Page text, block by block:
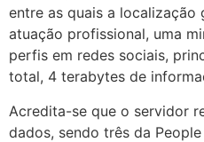
entre as quais a
atuação profissional, uma
perfis em redes sociais,
total, 4 terabytes de
Acredita-se que o servidor
dados, sendo três da